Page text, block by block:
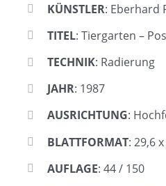
KÜNSTLER: Eberhard
TITEL: Tiergarten –
TECHNIK: Radierung
JAHR: 1987
AUSRICHTUNG:
BLATTFORMAT: 29,6
AUFLAGE: 44 / 150